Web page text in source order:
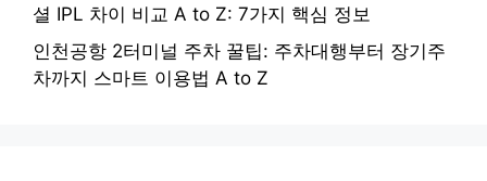
셜 IPL 차이 비교 A to Z: 7가지 핵심 정보
인천공항 2터미널 주차 꿀팁: 주차대행부터 장기주
차까지 스마트 이용법 A to Z